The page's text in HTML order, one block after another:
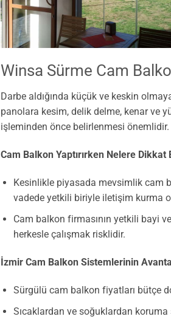
Winsa Sürme Cam
Darbe aldığında küçük ve keskin
panolara kesim, delik delme, kenar ve
işleminden önce belirlenmesi önemlidir.
Cam Balkon Yaptırırken Nelere Dikkat
Kesinlikle piyasada mevsimlik cam
vadede yetkili biriyle iletişim kurma
Cam balkon firmasının yetkili bayi
herkesle çalışmak risklidir.
İzmir Cam Balkon Sistemlerinin
Sürgülü cam balkon fiyatları bütçe
Sıcaklardan ve soğuklardan